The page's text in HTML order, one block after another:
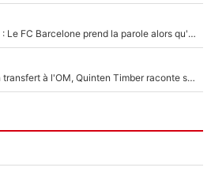
Ferran Torres a dit oui au PSG : Le FC Barcelone prend la parole alors qu'un transfert de l'attaquant espagnol prend forme
En plein cauchemar après son transfert à l'OM, Quinten Timber raconte ses doutes après sa signature à Marseille